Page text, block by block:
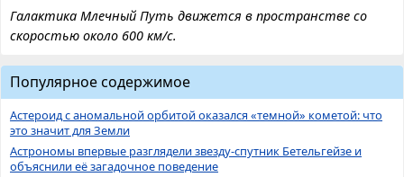
Галактика Млечный Путь движется в пространстве со
скоростью около 600 км/с.
Популярное содержимое
Астероид с аномальной орбитой оказался «темной» кометой: что
это значит для Земли
Астрономы впервые разглядели звезду-спутник Бетельгейзе и
объяснили её загадочное поведение